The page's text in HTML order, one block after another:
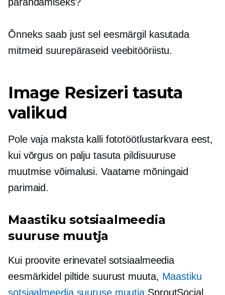
Õnneks saab just sel eesmärgil kasutada
mitmeid suurepäraseid veebitööriistu.
Image Resizeri tasuta
valikud
Pole vaja maksta kalli fototöötlustarkvara eest,
kui võrgus on palju tasuta pildisuuruse
muutmise võimalusi. Vaatame mõningaid
parimaid.
Maastiku sotsiaalmeedia
suuruse muutja
Kui proovite erinevatel sotsiaalmeedia
eesmärkidel piltide suurust muuta, Maastiku
sotsiaalmeedia suuruse muutja SproutSocial